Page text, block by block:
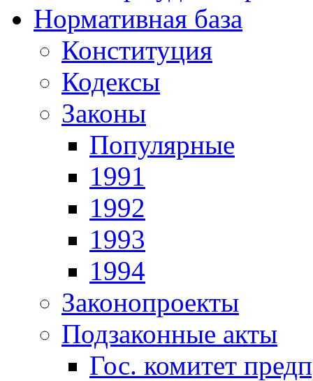
Нормативная база
Конституция
Кодексы
Законы
Популярные
1991
1992
1993
1994
Законопроекты
Подзаконные акты
Гос. комитет